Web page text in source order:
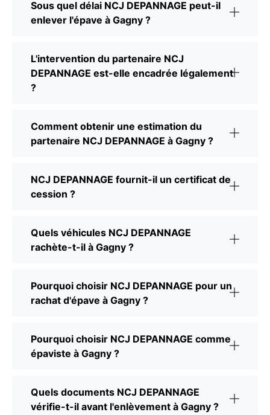
Sous quel délai NCJ DEPANNAGE peut-il
enlever l'épave à Gagny ?
L'intervention du partenaire NCJ
DEPANNAGE est-elle encadrée légalement
?
Comment obtenir une estimation du
partenaire NCJ DEPANNAGE à Gagny ?
NCJ DEPANNAGE fournit-il un certificat de
cession ?
Quels véhicules NCJ DEPANNAGE
rachète-t-il à Gagny ?
Pourquoi choisir NCJ DEPANNAGE pour un
rachat d'épave à Gagny ?
Pourquoi choisir NCJ DEPANNAGE comme
épaviste à Gagny ?
Quels documents NCJ DEPANNAGE
vérifie-t-il avant l'enlèvement à Gagny ?